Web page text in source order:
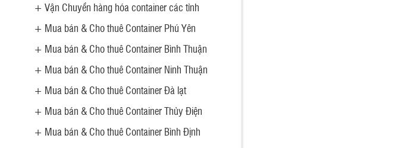
+ Vận Chuyển hàng hóa container các tỉnh
+ Mua bán & Cho thuê Container Phú Yên
+ Mua bán & Cho thuê Container Bình Thuận
+ Mua bán & Cho thuê Container Ninh Thuận
+ Mua bán & Cho thuê Container Đà lạt
+ Mua bán & Cho thuê Container Thủy Điện
+ Mua bán & Cho thuê Container Bình Định